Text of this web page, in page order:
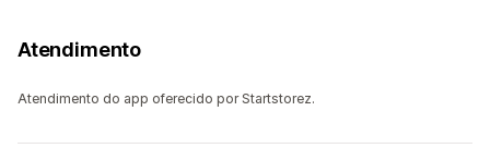
Atendimento
Atendimento do app oferecido por Startstorez.